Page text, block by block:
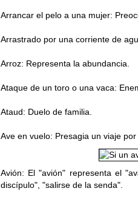
Arrancar el pelo a una mujer:
Arrastrado por una corriente de
Arroz: Representa la abundancia.
Ataque de un toro o una vaca:
Ataud: Duelo de familia.
Ave en vuelo: Presagia un viaje por
Avión: El "avión" representa el
discípulo", "salirse de la senda".